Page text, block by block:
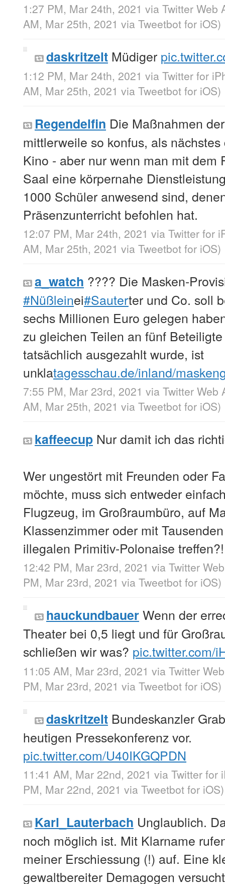
1:27 PM, Mar 24th, 2021 via Twitter Web
AM, Mar 25th, 2021 via Tweetbot for iΟS)
daskritzelt Müdiger
1:12 PM, Mar 24th, 2021 via Twitter for
AM, Mar 25th, 2021 via Tweetbot for iΟS)
Regendelfin Die Maßnahmen
mittlerweile so konfus, als
Kino - aber nur wenn man mit dem
Saal eine körpernahe
1000 Schüler anwesend sind,
Präsenzunterricht befohlen hat.
12:07 PM, Mar 24th, 2021 via Twitter for
AM, Mar 25th, 2021 via Tweetbot for iΟS)
a_watch ???? Die Masken-
#Nüßleinei#Sauterter und Co. soll
sechs Millionen Euro gelegen
zu gleichen Teilen an fünf
tatsächlich ausgezahlt wurde, ist
unklatagesschau.de/inland/
7:55 PM, Mar 23rd, 2021 via Twitter Web
AM, Mar 25th, 2021 via Tweetbot for iΟS)
kaffeecup Nur damit ich das
Wer ungestört mit Freunden oder
möchte, muss sich entweder
Flugzeug, im Großraumbüro, auf
Klassenzimmer oder mit
illegalen Primitiv-Polonaise treffen?!
12:42 PM, Mar 23rd, 2021 via Twitter
PM, Mar 23rd, 2021 via Tweetbot for iΟS)
hauckundbauerWenn der
Theater bei 0,5 liegt und für
schließen wir was? pic.twitter.com/
11:05 AM, Mar 23rd, 2021 via Twitter
PM, Mar 23rd, 2021 via Tweetbot for iΟS)
daskritzelt Bundeskanzler
heutigen Pressekonferenz vor.
pic.twitter.com/U40IKGQPDN
11:41 AM, Mar 22nd, 2021 via Twitter for
PM, Mar 22nd, 2021 via Tweetbot for iΟS)
Karl_Lauterbach Unglaublich.
noch möglich ist. Mit Klarname
meiner Erschiessung (!) auf. Eine
gewaltbereiter Demagogen